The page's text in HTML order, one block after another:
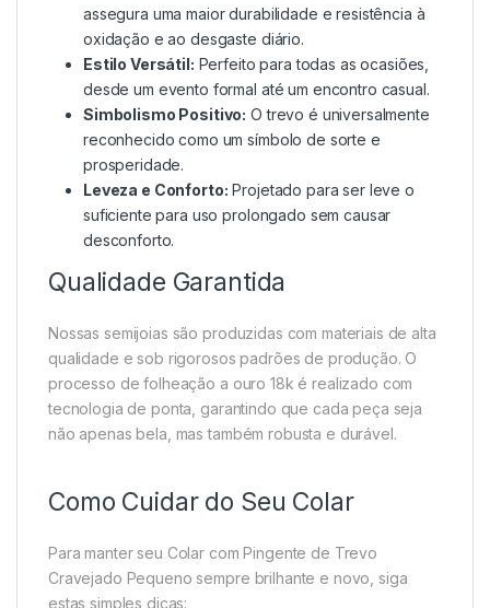
assegura uma maior durabilidade e resistência à
oxidação e ao desgaste diário.
Estilo Versátil: Perfeito para todas as ocasiões,
desde um evento formal até um encontro casual.
Simbolismo Positivo: O trevo é universalmente
reconhecido como um símbolo de sorte e
prosperidade.
Leveza e Conforto: Projetado para ser leve o
suficiente para uso prolongado sem causar
desconforto.
Qualidade Garantida
Nossas semijoias são produzidas com materiais de alta
qualidade e sob rigorosos padrões de produção. O
processo de folheação a ouro 18k é realizado com
tecnologia de ponta, garantindo que cada peça seja
não apenas bela, mas também robusta e durável.
Como Cuidar do Seu Colar
Para manter seu Colar com Pingente de Trevo
Cravejado Pequeno sempre brilhante e novo, siga
estas simples dicas: